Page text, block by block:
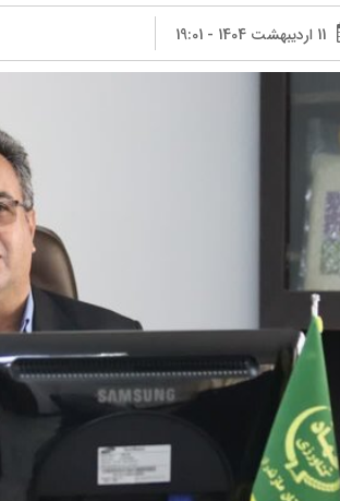
11 اردیبهشت 1404 - 19:01